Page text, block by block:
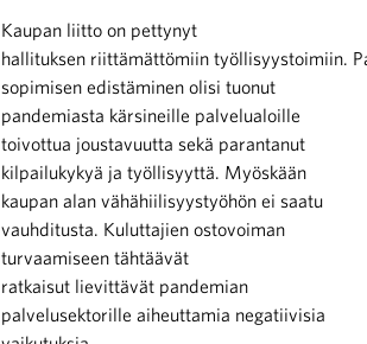
Kaupan liitto on pettynyt
hallituksen riittämättömiin työllisyystoimiin.
sopimisen edistäminen olisi tuonut
pandemiasta kärsineille palvelualoille
toivottua joustavuutta sekä parantanut
kilpailukykyä ja työllisyyttä. Myöskään
kaupan alan vähähiilisyystyöhön ei saatu
vauhditusta. Kuluttajien ostovoiman
turvaamiseen tähtäävät
ratkaisut lievittävät pandemian
palvelusektorille aiheuttamia negatiivisia